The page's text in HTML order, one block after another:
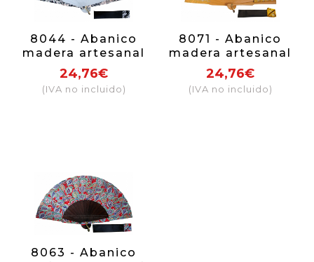
8044 - Abanico
madera artesanal
24,76€
(IVA no incluido)
8071 - Abanico
madera artesanal
24,76€
(IVA no incluido)
8063 - Abanico